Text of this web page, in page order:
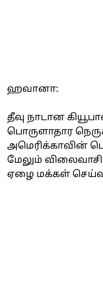
ஹவானா:
தீவு நாடான
பொருளாதார
அமெரிக்காவின்
மேலும்
ஏழை மக்கள்